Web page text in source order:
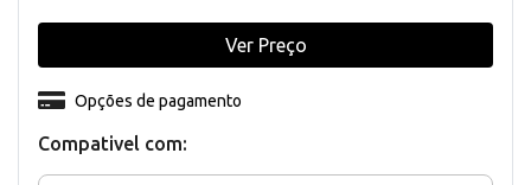
Compativel com:
Opções de pagamento
Ver Preço